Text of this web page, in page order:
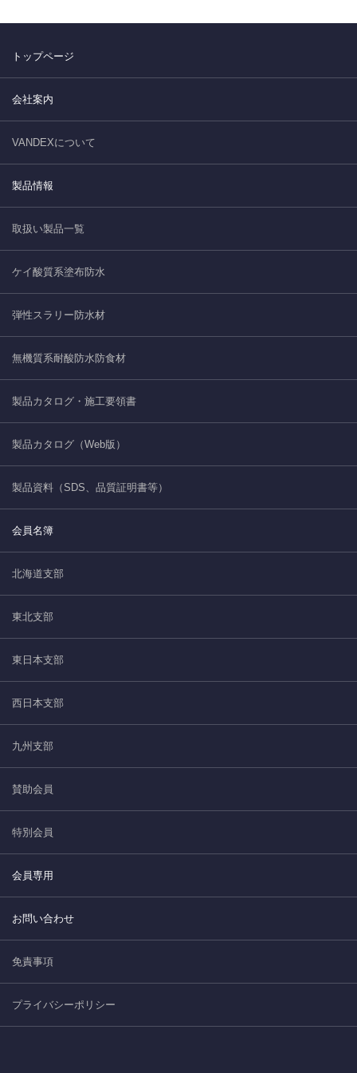
トップページ
会社案内
VANDEXについて
製品情報
取扱い製品一覧
ケイ酸質系塗布防水
弾性スラリー防水材
無機質系耐酸防水防食材
製品カタログ・施工要領書
製品カタログ（Web版）
製品資料（SDS、品質証明書等）
会員名簿
北海道支部
東北支部
東日本支部
西日本支部
九州支部
賛助会員
特別会員
会員専用
お問い合わせ
免責事項
プライバシーポリシー